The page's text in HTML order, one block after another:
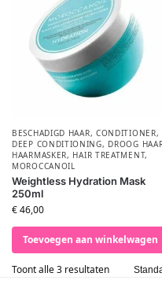
BESCHADIGD HAAR, CONDITIONER,
DEEP CONDITIONING, DROOG
HAARMASKER, HAIR TREATMENT,
MOROCCANOIL
Weightless Hydration Mask
250ml
€46,00
Toevoegen aan winkelwagen
Toont alle 3 resultaten